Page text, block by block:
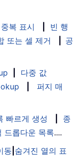
복 표시
빈 행
또는 셀 제거
공
다중 값
퍼지 매
빠르게 생성
종
드롭다운 목록....
동 숨겨진 열의 표